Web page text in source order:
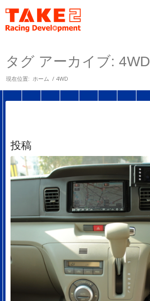
タグ アーカイブ: 4WD
現在位置: ホーム / 4WD
投稿